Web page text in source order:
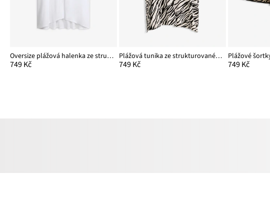
Oversize plážová halenka ze strukturovaného materiálu se zmačkanou úpravou
749 Kč
Plážová tunika ze strukturovaného materiálu se zmačkanou úpravou
749 Kč 749 Kč